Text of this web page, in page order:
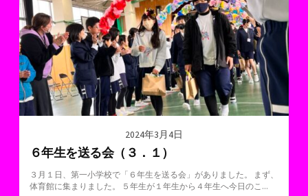
2024年3月4日
６年生を送る会（３．１）
３月１日、第一小学校で「６年生を送る会」がありました。 まず、
体育館に集まりました。 ５年生が１年生から４年生へ今日のこ...